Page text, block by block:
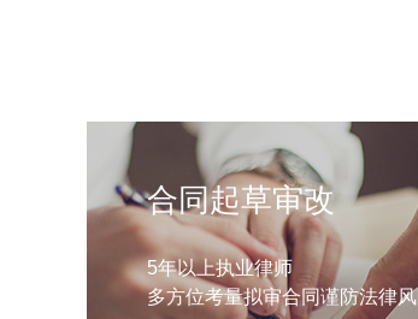
合同起草审改
5年以上执业律师
多方位考量拟审合同谨防法律